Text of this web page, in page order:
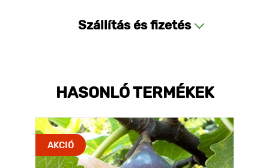
Szállítás és fizetés
HASONLÓ TERMÉKEK
AKCIÓ